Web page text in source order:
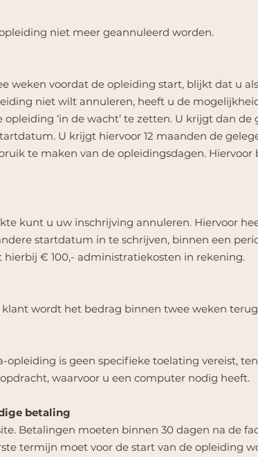
niet meer geannuleerd worden.
weken voordat de opleiding start, blijkt dat u
niet wilt annuleren, heeft u de
‘in de wacht’ te zetten. U krijgt dan
U krijgt hiervoor 12 maanden de
te maken van de opleidingsdagen. Hiervoor
kunt u uw inschrijving annuleren. Hiervoor
startdatum in te schrijven, binnen een
€ 100,- administratiekosten in rekening.
wordt het bedrag binnen twee weken
opleiding is geen specifieke toelating vereist,
waarvoor u een computer nodig heeft.
betaling
Betalingen moeten binnen 30 dagen na de
termijn moet voor de start van de opleiding